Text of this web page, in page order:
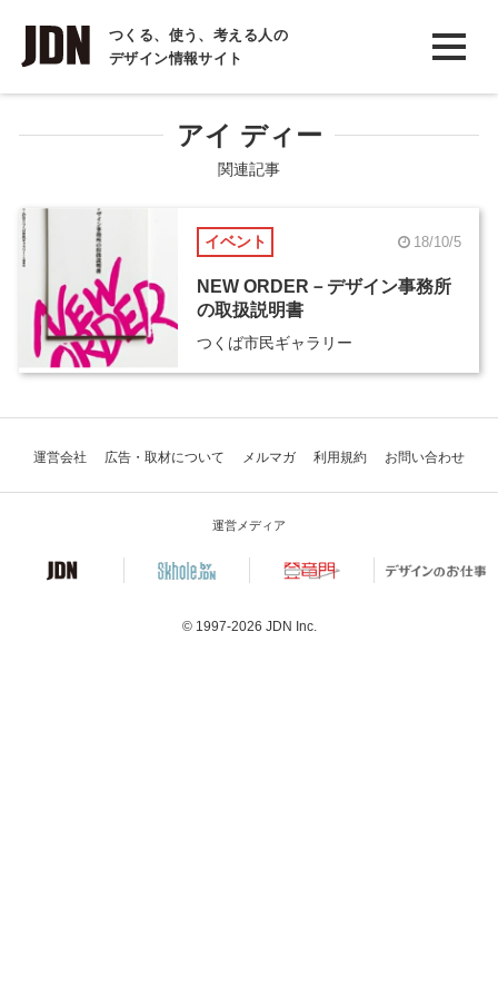
つくる、使う、考える人の
デザイン情報サイト
INTERVIEW
インタビュー
COLUMN
コラム
アイ ディー
関連記事
イベント 18/10/5
NEW ORDER－デザイン事務所
の取扱説明書
つくば市民ギャラリー
運営会社 広告・取材について メルマガ 利用規約 お問い合わせ
運営メディア
© 1997-2026 JDN Inc.